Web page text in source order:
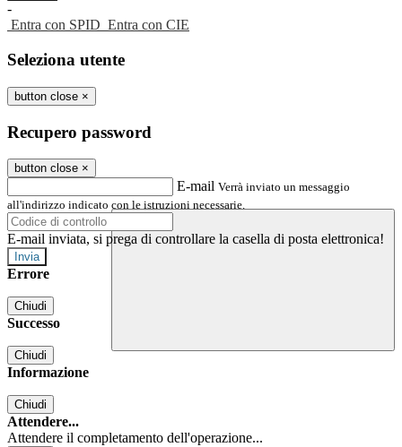
-
Entra con SPID Entra con CIE
Seleziona utente
button close ×
Recupero password
button close ×
E-mail Verrà inviato un messaggio
all'indirizzo indicato con le istruzioni necessarie.
E-mail inviata, si prega di controllare la casella di posta elettronica!
Errore
Chiudi
Successo
Chiudi
Informazione
Chiudi
Attendere...
Attendere il completamento dell'operazione...